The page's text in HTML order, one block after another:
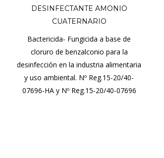
DESINFECTANTE AMONIO
CUATERNARIO
Bactericida- Fungicida a base de
cloruro de benzalconio para la
desinfección en la industria alimentaria
y uso ambiental. Nº Reg.15-20/40-
07696-HA y Nº Reg.15-20/40-07696